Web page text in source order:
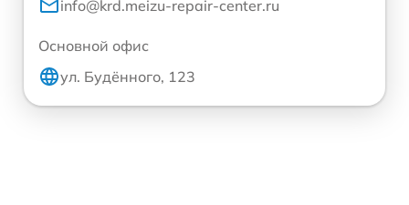
info@krd.meizu-repair-center.ru
Основной офис
ул. Будённого, 123